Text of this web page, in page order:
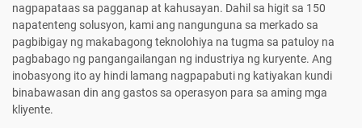
nagpapataas sa pagganap at kahusayan. Dahil sa higit sa 150
napatenteng solusyon, kami ang nangunguna sa merkado sa
pagbibigay ng makabagong teknolohiya na tugma sa patuloy na
pagbabago ng pangangailangan ng industriya ng kuryente. Ang
inobasyong ito ay hindi lamang nagpapabuti ng katiyakan kundi
binabawasan din ang gastos sa operasyon para sa aming mga
kliyente.